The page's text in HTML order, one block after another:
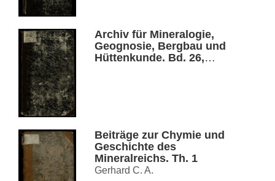
Archiv für Mineralogie,
Geognosie, Bergbau und
Hüttenkunde. Bd. 26,
Beiträge zur Chymie und
Geschichte des
Mineralreichs. Th. 1
Gerhard C. A.